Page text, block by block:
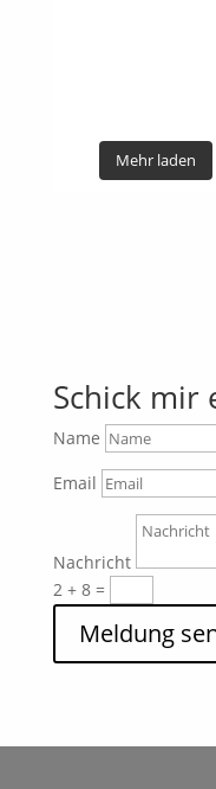
Mehr laden
Schick mir
Name
Email
Nachricht
2 + 8=
Meldung